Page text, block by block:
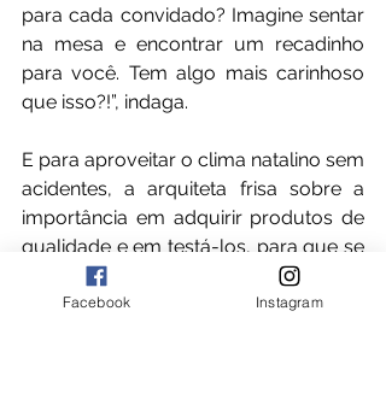
para cada convidado? Imagine sentar
na mesa e encontrar um recadinho
para você. Tem algo mais carinhoso
que isso?!”, indaga.
E para aproveitar o clima natalino sem
acidentes, a arquiteta frisa sobre a
importância em adquirir produtos de
qualidade e em testá-los, para que se
evite qualquer infortúnio.
Facebook Instagram